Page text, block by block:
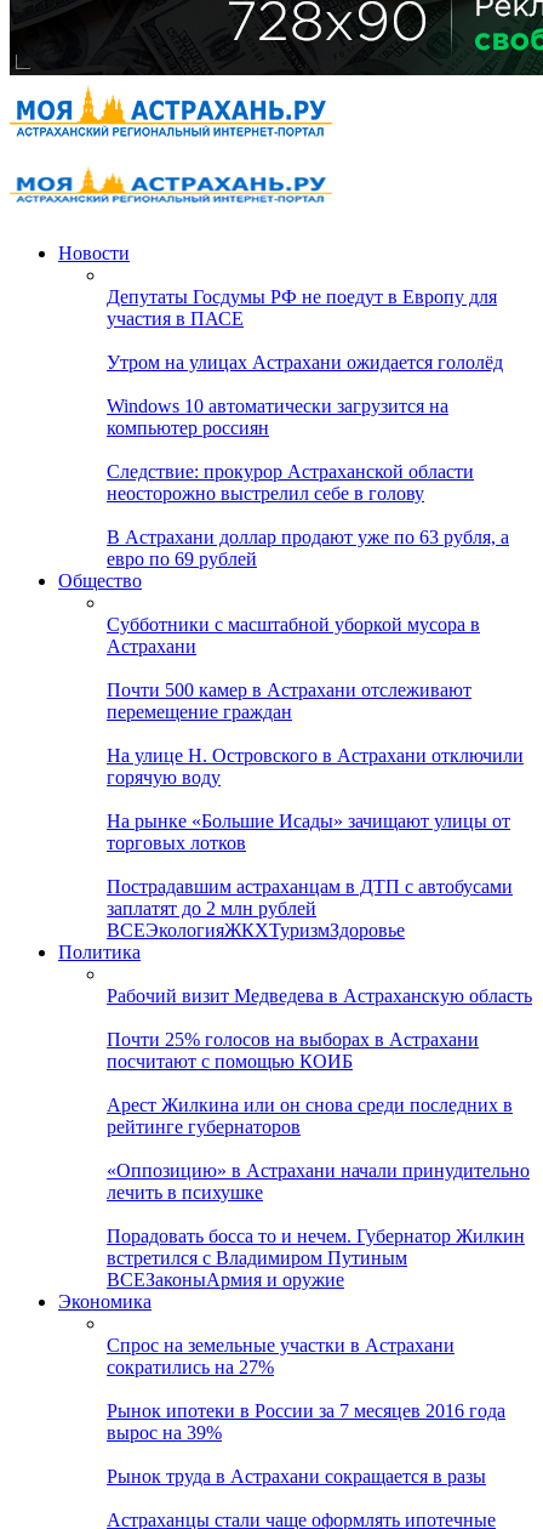
Новости
Депутаты Госдумы РФ не поедут в Европу для
участия в ПАСЕ
Утром на улицах Астрахани ожидается гололёд
Windows 10 автоматически загрузится на
компьютер россиян
Следствие: прокурор Астраханской области
неосторожно выстрелил себе в голову
В Астрахани доллар продают уже по 63 рубля, а
евро по 69 рублей
Общество
Субботники с масштабной уборкой мусора в
Астрахани
Почти 500 камер в Астрахани отслеживают
перемещение граждан
На улице Н. Островского в Астрахани отключили
горячую воду
На рынке «Большие Исады» зачищают улицы от
торговых лотков
Пострадавшим астраханцам в ДТП с автобусами
заплатят до 2 млн рублей
ВСЕЭкологияЖКХТуризмЗдоровье
Политика
Рабочий визит Медведева в Астраханскую область
Почти 25% голосов на выборах в Астрахани
посчитают с помощью КОИБ
Арест Жилкина или он снова среди последних в
рейтинге губернаторов
«Оппозицию» в Астрахани начали принудительно
лечить в психушке
Порадовать босса то и нечем. Губернатор Жилкин
встретился с Владимиром Путиным
ВСЕЗаконыАрмия и оружие
Экономика
Спрос на земельные участки в Астрахани
сократились на 27%
Рынок ипотеки в России за 7 месяцев 2016 года
вырос на 39%
Рынок труда в Астрахани сокращается в разы
Астраханцы стали чаще оформлять ипотечные